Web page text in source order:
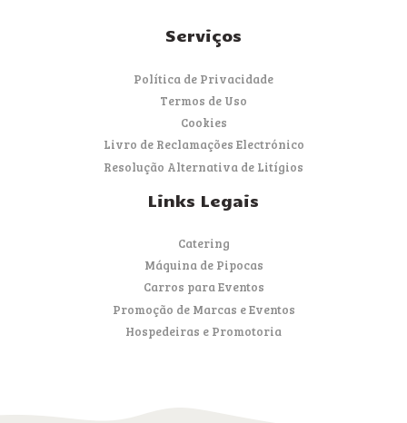
Serviços
Política de Privacidade
Termos de Uso
Cookies
Livro de Reclamações Electrónico
Resolução Alternativa de Litígios
Links Legais
Catering
Máquina de Pipocas
Carros para Eventos
Promoção de Marcas e Eventos
Hospedeiras e Promotoria